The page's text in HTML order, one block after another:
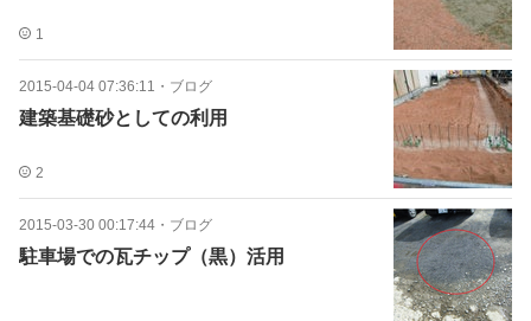
1
2015-04-04 07:36:11 ・ ブログ
建築基礎砂としての利用
2
2015-03-30 00:17:44 ・ ブログ
駐車場での瓦チップ（黒）活用